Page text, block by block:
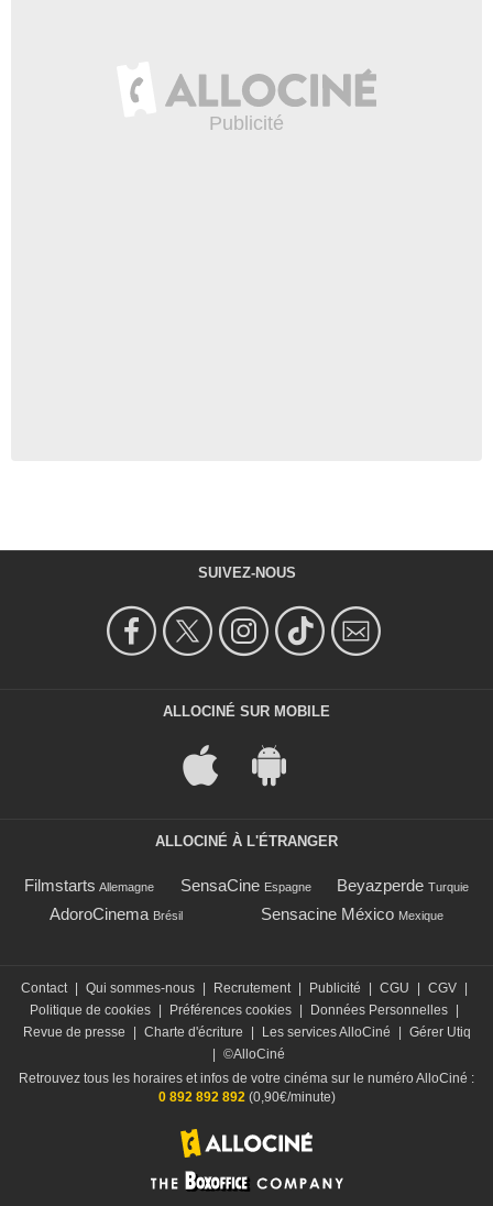
SUIVEZ-NOUS
ALLOCINÉ SUR MOBILE
ALLOCINÉ À L'ÉTRANGER
Filmstarts Allemagne SensaCine Espagne Beyazperde Turquie
AdoroCinema Brésil Sensacine México Mexique
Contact | Qui sommes-nous | Recrutement | Publicité | CGU | CGV |
Politique de cookies | Préférences cookies | Données Personnelles |
Revue de presse
| Charte d'écriture | Les services AlloCiné | Gérer Utiq
| ©AlloCiné
Retrouvez tous les horaires et infos de votre cinéma sur le numéro AlloCiné :
0 892 892 892 (0,90€/minute)